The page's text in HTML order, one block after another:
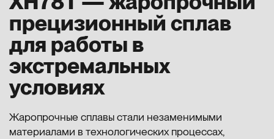
прецизионный сплав
для работы в
экстремальных
условиях
Жаропрочные сплавы стали незаменимыми
материалами в технологических процессах,